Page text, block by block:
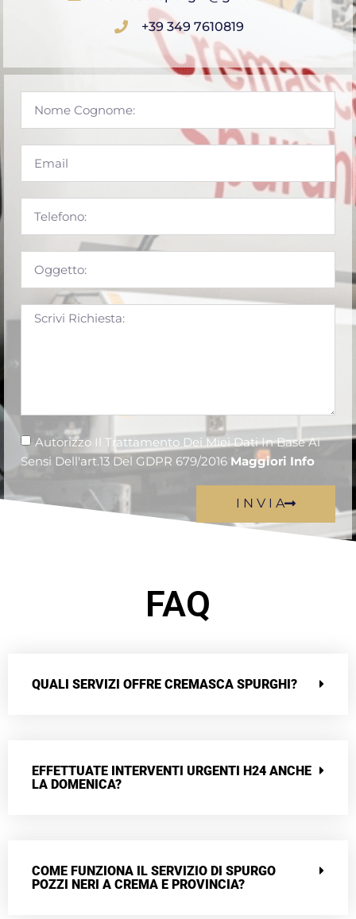
+39 349 7610819
Autorizzo Il Trattamento Dei Miei Dati In Base Ai
Sensi Dell'art.13 Del GDPR 679/2016 Maggiori Info
I N V I A
FAQ
QUALI SERVIZI OFFRE CREMASCA SPURGHI?
EFFETTUATE INTERVENTI URGENTI H24 ANCHE
LA DOMENICA?
COME FUNZIONA IL SERVIZIO DI SPURGO
POZZI NERI A CREMA E PROVINCIA?